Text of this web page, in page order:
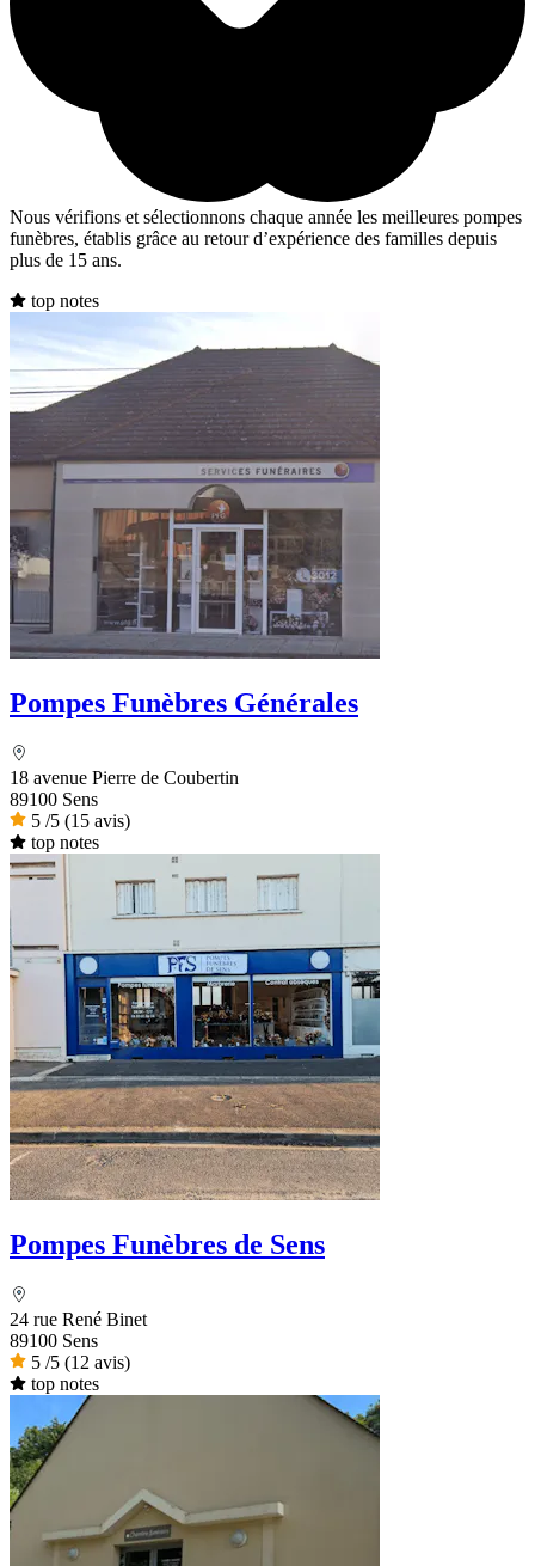
Nous vérifions et sélectionnons chaque année les meilleures pompes
funèbres, établis grâce au retour d’expérience des familles depuis
plus de 15 ans.
top notes
Pompes Funèbres Générales
18 avenue Pierre de Coubertin
89100 Sens
5 /5 (15 avis)
top notes
Pompes Funèbres de Sens
24 rue René Binet
89100 Sens
5 /5 (12 avis)
top notes